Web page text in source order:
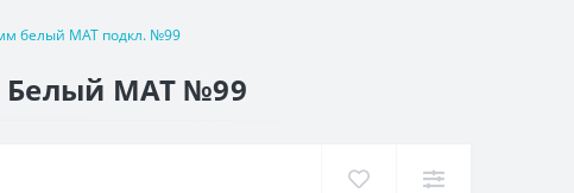
белый МАТ подкл. №99
Белый МАТ №99